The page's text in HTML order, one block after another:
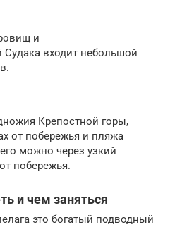
и
Судака входит небольшой
Крепостной горы,
от побережья и пляжа
можно через узкий
побережья.
и чем заняться
это богатый подводный